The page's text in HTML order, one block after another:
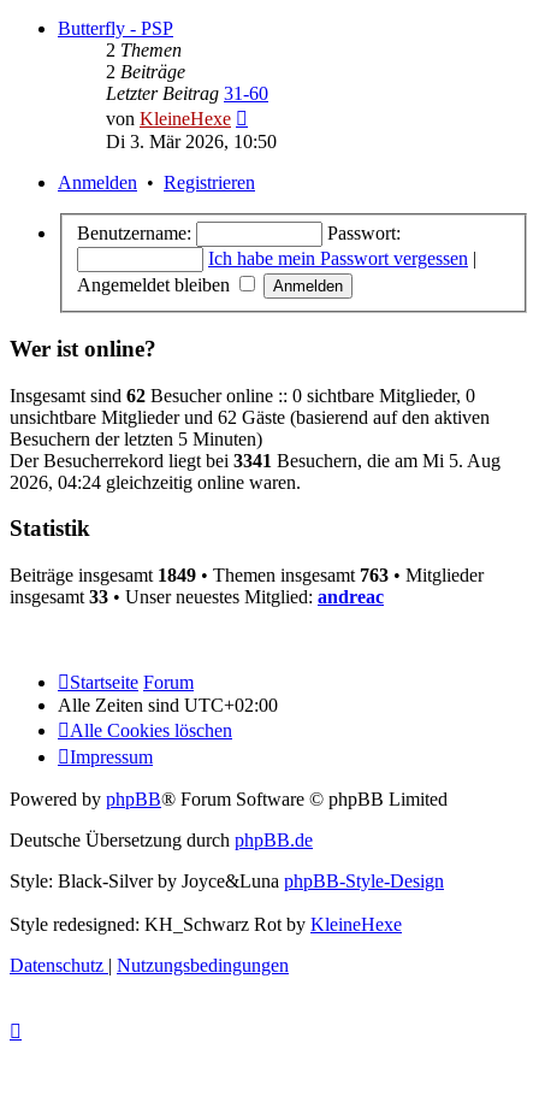
Butterfly - PSP
2 Themen
2 Beiträge
Letzter Beitrag 31-60
von KleineHexe
Beitrag
Di 3. Mär 2026, 10:50
Anmelden • Registrieren
Benutzername:
Passwort:
Ich habe mein Passwort vergessen |
Angemeldet bleiben
Wer ist online?
Insgesamt sind 62 Besucher online :: 0 sichtbare Mitglieder, 0
unsichtbare Mitglieder und 62 Gäste (basierend auf den aktiven
Besuchern der letzten 5 Minuten)
Der Besucherrekord liegt bei 3341 Besuchern, die am Mi 5. Aug
2026, 04:24 gleichzeitig online waren.
Statistik
Beiträge insgesamt 1849 • Themen insgesamt 763 • Mitglieder
insgesamt 33 • Unser neuestes Mitglied: andreac
Startseite Forum
Alle Zeiten sind UTC+02:00
Alle Cookies löschen
Impressum
Powered by phpBB® Forum Software © phpBB Limited
Deutsche Übersetzung durch phpBB.de
Style: Black-Silver by Joyce&Luna phpBB-Style-Design
Style redesigned: KH_Schwarz Rot by KleineHexe
Datenschutz | Nutzungsbedingungen